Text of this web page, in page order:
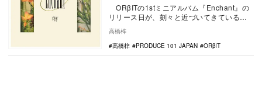
ORβITの1stミニアルバム『Enchant』の
リリース日が、刻々と近づいてきている。
それに伴って、ORβITメンバ…
高橋梓
高橋梓
PRODUCE 101 JAPAN ORβIT